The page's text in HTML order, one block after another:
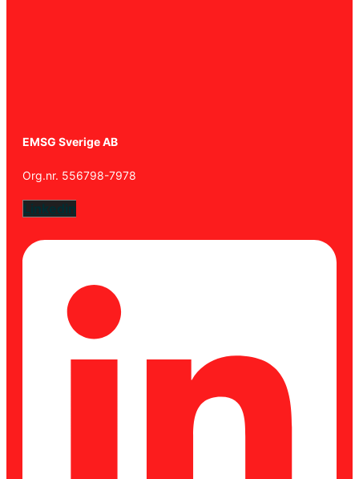
EMSG Sverige AB
Org.nr. 556798-7978
Linkedin